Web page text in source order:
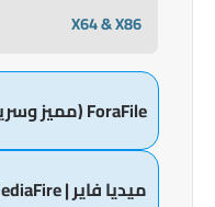
X64 & X86
ForaFile (مميز وسريع)
ميديا فاير | MediaFire